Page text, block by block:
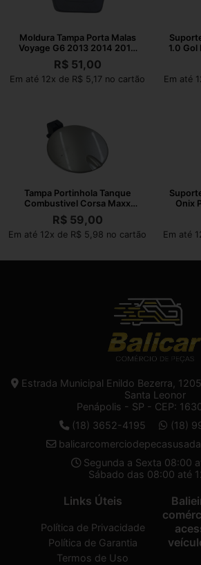
Moldura Tampa Porta Malas
Voyage G6 2013 2014 2015
2016
R$51,00
Em até 12x de R$ 5,17 no cartão
1.0
Em até
Tampa Portinhola Tanque
Combustivel Corsa Maxx
2004 A 2012
R$59,00
Em até 12x de R$ 5,98 no cartão
Onix
Em até
Estrada Municipal Enildo Bezerra,
Santa Leonor
Penápolis - SP - CEP:
(18) 3652-4195
(18)
Segunda a Sexta 08:00
Sábado das 08:00 até
Links Úteis
Política de Privacidade
Política de Garantia
Termos de Uso